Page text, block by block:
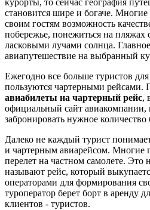
курорты, то сейчас география
становится шире и богаче.
своим гостям возможность
побережье, понежиться на пляжах
ласковыми лучами солнца.
авиапутешествие на выбранный
Ежегодно все больше туристов
пользуются чартерными рейсами.
авиабилеты на чартерный рейс,
официальный сайт авиакомпании,
забронировать нужное количество
Далеко не каждый турист
и чартерным авиарейсом. Многие
перелет на частном самолете. Это
называют рейс, который
операторами для формирования
туроператор берет борт в аренду
клиентов - туристов.